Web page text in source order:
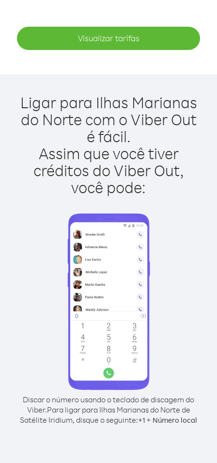
Visualizar tarifas
Ligar para Ilhas Marianas
do Norte com o Viber Out
é fácil.
Assim que você tiver
créditos do Viber Out,
você pode:
Discar o número usando o teclado de discagem do
Viber.Para ligar para Ilhas Marianas do Norte de
Satélite Iridium, disque o seguinte:+1 + Número local